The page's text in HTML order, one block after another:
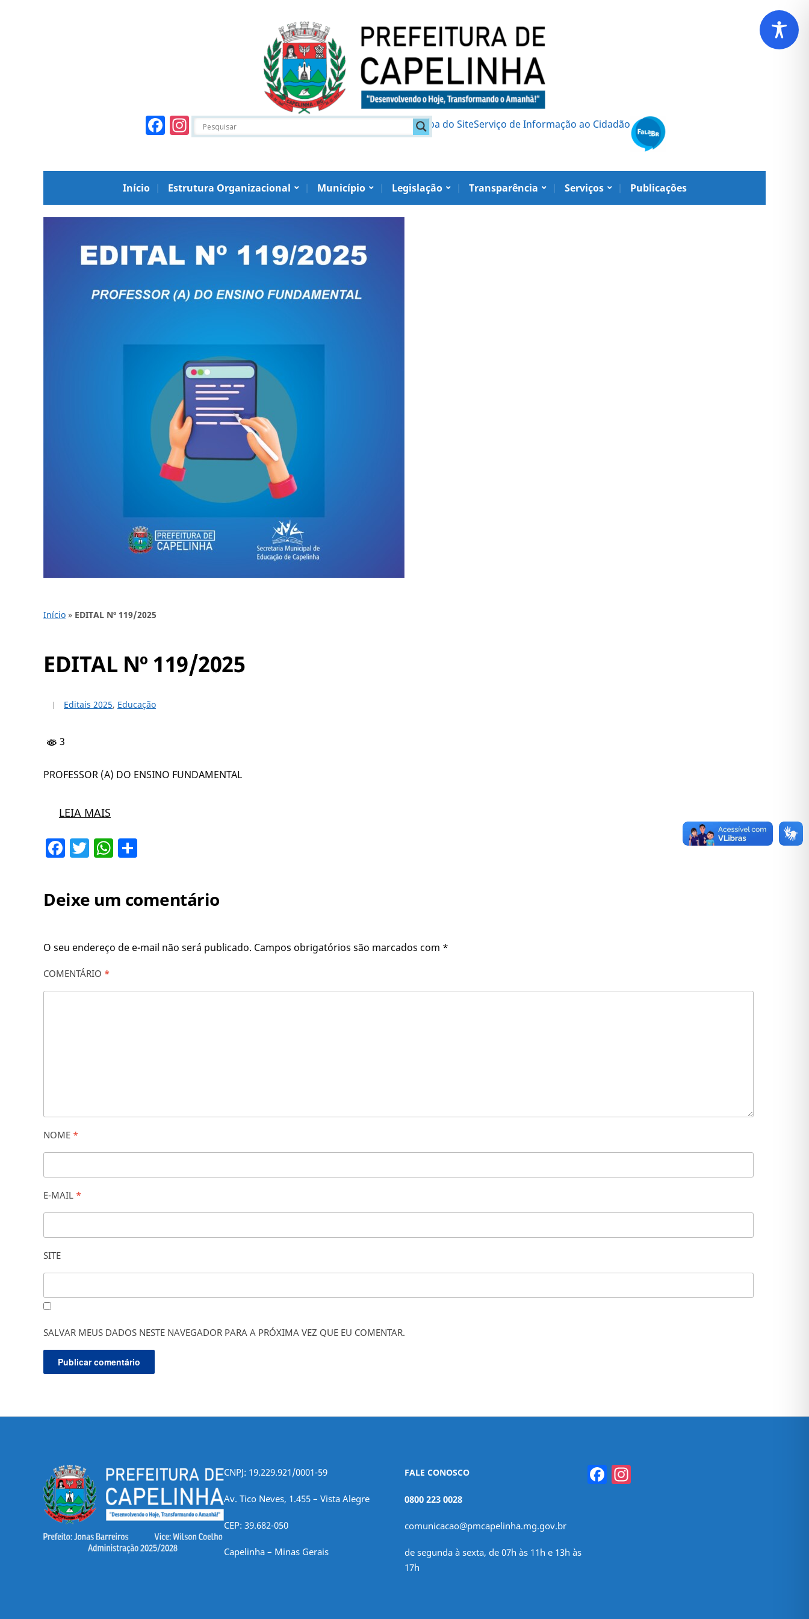
Facebook
Instagram Mapa do SiteServiço de Informação ao Cidadão
Início Estrutura Organizacional Município Legislação Transparência Serviços Publicações
Início » EDITAL Nº 119/2025
EDITAL Nº 119/2025
Editais 2025, Educação
3
PROFESSOR (A) DO ENSINO FUNDAMENTAL
LEIA MAIS
Facebook
TwitterWhatsApp
Deixe um comentário
O seu endereço de e-mail não será publicado. Campos obrigatórios são marcados com *
COMENTÁRIO *
NOME *
E-MAIL *
SITE
SALVAR MEUS DADOS NESTE NAVEGADOR PARA A PRÓXIMA VEZ QUE EU COMENTAR.
CNPJ: 19.229.921/0001-59
Av. Tico Neves, 1.455 – Vista Alegre
CEP: 39.682-050
Capelinha – Minas Gerais
FALE CONOSCO
0800 223 0028
comunicacao@pmcapelinha.mg.gov.br
de segunda à sexta, de 07h às 11h e 13h às
17h
Facebook